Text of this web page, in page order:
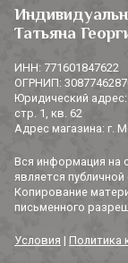
Татьяна
ИНН: 771601847622
ОГРНИП:
Юридический
стр. 1, кв. 62
Адрес магазина: г.
Вся информация на
является
Копирование
письменного
Условия | Политика